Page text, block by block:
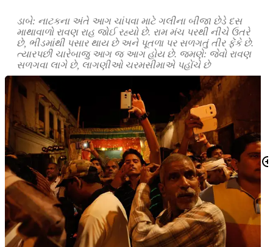
ડાબે: નાટકના અંતે આગ ચાંપવા માટે ગલીના બીજા છેડે દસ
માથાવાળો રાવણ રાહ જોઈ રહ્યો છે. રામ મંચ પરથી નીચે ઉતરે
છે, ભીડમાંથી પસાર થાય છે અને પૂતળા પર સળગતું તીર ફેંકે છે.
ત્યારપછી ચારેબાજુ આગ જ આગ હોય છે. જમણે: જેવો રાવણ
સળગવા લાગે છે, લાગણીઓ ચરમસીમાએ પહોંચે છે